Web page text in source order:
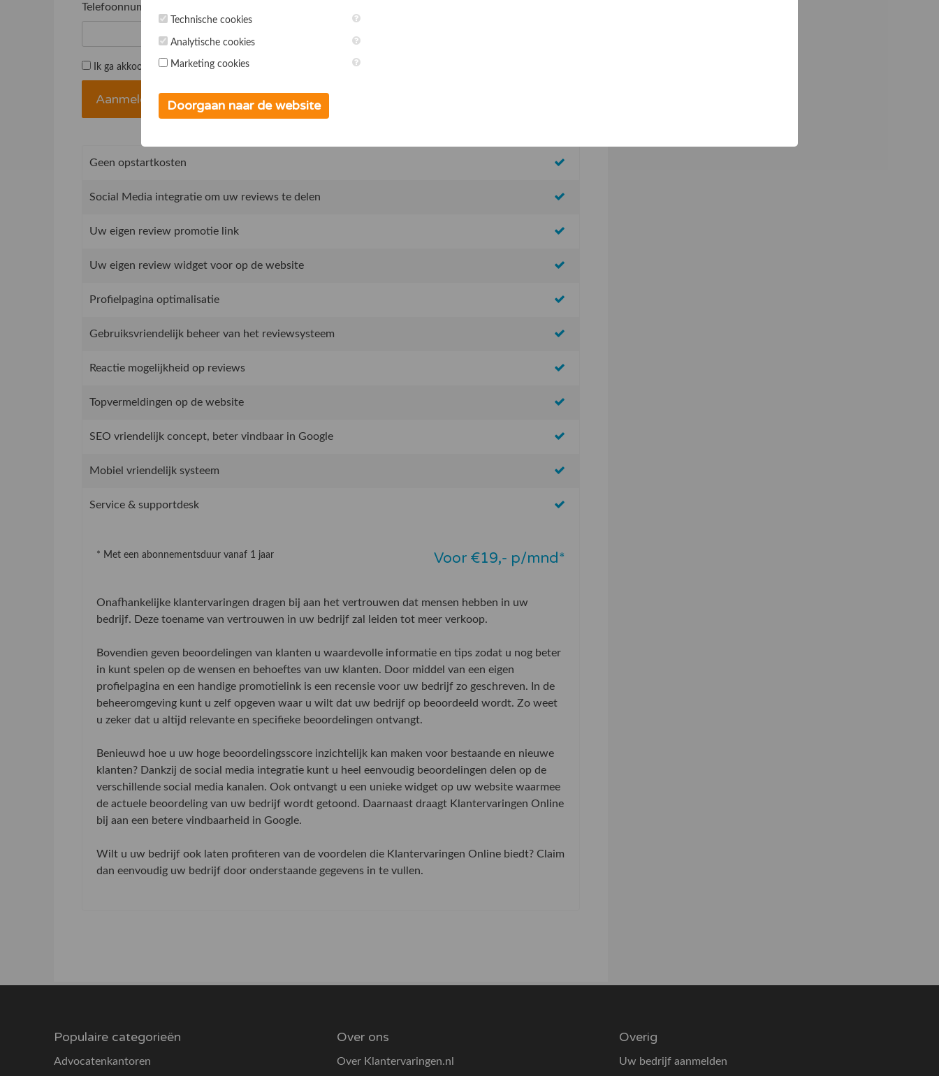
Telefoonnummer
Ik ga akkoord met de Algemene voorwaarden
Geen opstartkosten
Social Media integratie om uw reviews te delen
Uw eigen review promotie link
Uw eigen review widget voor op de website
Profielpagina optimalisatie
Gebruiksvriendelijk beheer van het reviewsysteem
Reactie mogelijkheid op reviews
Topvermeldingen op de website
SEO vriendelijk concept, beter vindbaar in Google
Mobiel vriendelijk systeem
Service & supportdesk
* Met een abonnementsduur vanaf 1 jaar Voor €19,- p/mnd*
Onafhankelijke klantervaringen dragen bij aan het vertrouwen dat mensen hebben in uw
bedrijf. Deze toename van vertrouwen in uw bedrijf zal leiden tot meer verkoop.
Bovendien geven beoordelingen van klanten u waardevolle informatie en tips zodat u nog beter
in kunt spelen op de wensen en behoeftes van uw klanten. Door middel van een eigen
profielpagina en een handige promotielink is een recensie voor uw bedrijf zo geschreven. In de
beheeromgeving kunt u zelf opgeven waar u wilt dat uw bedrijf op beoordeeld wordt. Zo weet
u zeker dat u altijd relevante en specifieke beoordelingen ontvangt.
Benieuwd hoe u uw hoge beoordelingsscore inzichtelijk kan maken voor bestaande en nieuwe
klanten? Dankzij de social media integratie kunt u heel eenvoudig beoordelingen delen op de
verschillende social media kanalen. Ook ontvangt u een unieke widget op uw website waarmee
de actuele beoordeling van uw bedrijf wordt getoond. Daarnaast draagt Klantervaringen Online
bij aan een betere vindbaarheid in Google.
Wilt u uw bedrijf ook laten profiteren van de voordelen die Klantervaringen Online biedt? Claim
dan eenvoudig uw bedrijf door onderstaande gegevens in te vullen.
Populaire categorieën
Advocatenkantoren
Over ons
Over Klantervaringen.nl
Overig
Uw bedrijf aanmelden
Technische cookies
Analytische cookies
Marketing cookies
Doorgaan naar de website